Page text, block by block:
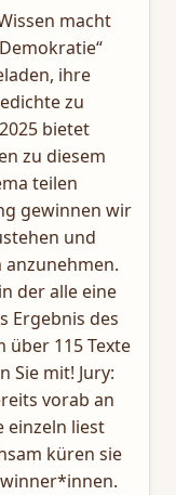
macht
ihre
zu
bietet
zu diesem
teilen
gewinnen wir
und
der alle eine
Ergebnis des
über 115 Texte
Sie mit! Jury:
vorab an
einzeln liest
küren sie